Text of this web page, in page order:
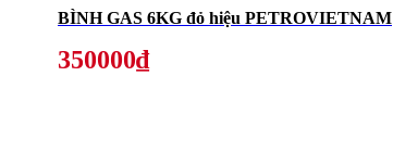
BÌNH GAS 6KG đỏ hiệu PETROVIETNAM
350000₫